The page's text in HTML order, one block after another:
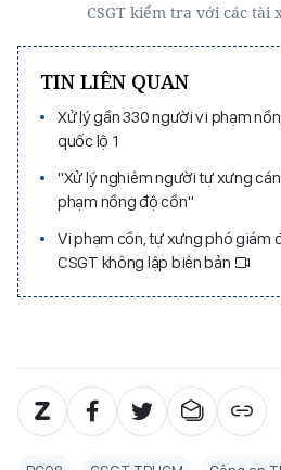
CSGT kiểm tra với các tài
TIN LIÊN QUAN
Xử lý gần 330 người vi phạm
quốc lộ 1
"Xử lý nghiêm người tự xưng
phạm nồng độ cồn"
Vi phạm cồn, tự xưng phó giám
CSGT không lập biên bản